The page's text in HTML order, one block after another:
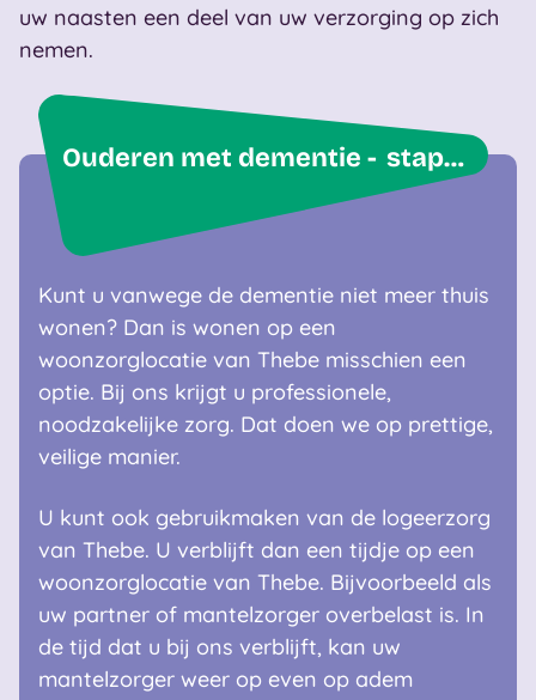
uw naasten een deel van uw verzorging op zich
nemen.
Ouderen met dementie - stap voor stap
Kunt u vanwege de dementie niet meer thuis
wonen? Dan is wonen op een
woonzorglocatie van Thebe misschien een
optie. Bij ons krijgt u professionele,
noodzakelijke zorg. Dat doen we op prettige,
veilige manier.
U kunt ook gebruikmaken van de logeerzorg
van Thebe. U verblijft dan een tijdje op een
woonzorglocatie van Thebe. Bijvoorbeeld als
uw partner of mantelzorger overbelast is. In
de tijd dat u bij ons verblijft, kan uw
mantelzorger weer op even op adem